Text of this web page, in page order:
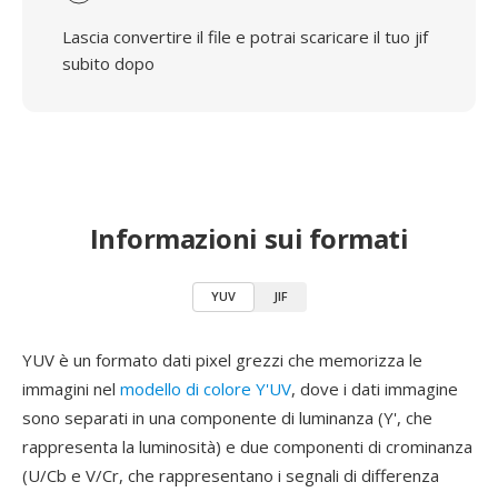
Lascia convertire il file e potrai scaricare il tuo jif
subito dopo
Informazioni sui formati
YUV JIF
YUV è un formato dati pixel grezzi che memorizza le
immagini nel modello di colore Y'UV, dove i dati immagine
sono separati in una componente di luminanza (Y', che
rappresenta la luminosità) e due componenti di crominanza
(U/Cb e V/Cr, che rappresentano i segnali di differenza